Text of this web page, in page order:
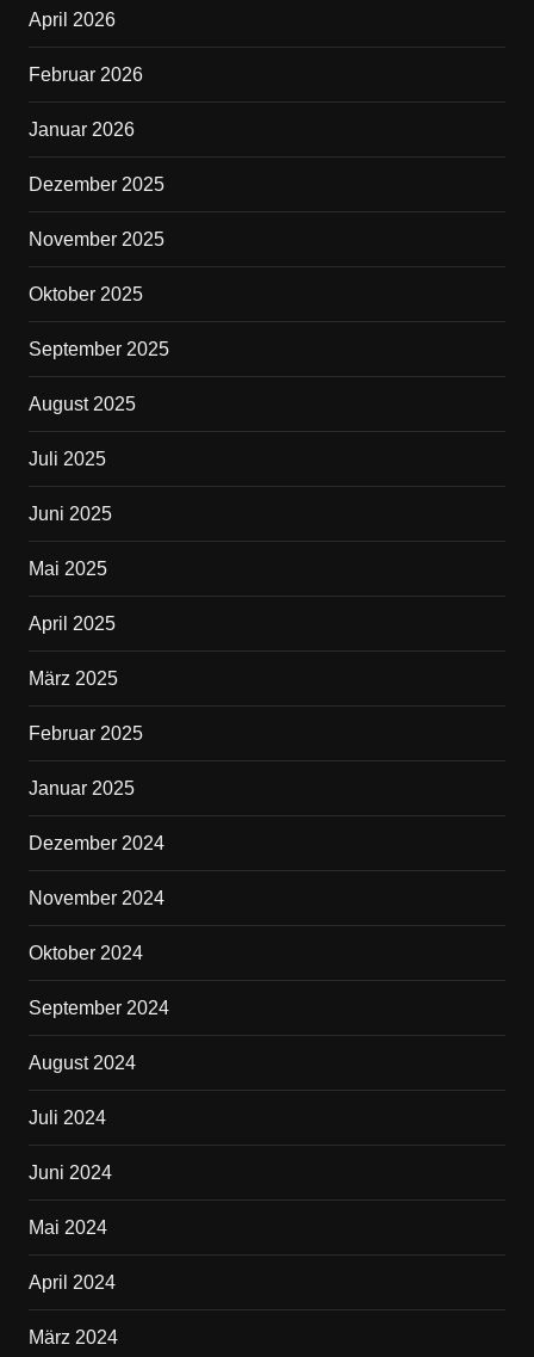
o
o
k
April 2026
Februar 2026
Januar 2026
Dezember 2025
November 2025
Oktober 2025
September 2025
August 2025
Juli 2025
Juni 2025
Mai 2025
April 2025
März 2025
Februar 2025
Januar 2025
Dezember 2024
November 2024
Oktober 2024
September 2024
August 2024
Juli 2024
Juni 2024
Mai 2024
April 2024
März 2024